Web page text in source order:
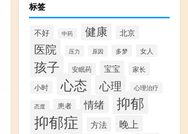
标签
不好 中药 健康 北京
医院 压力 原因 多梦 女人
孩子 安眠药 宝宝 家长
小时 心态 心理 心理治疗
态度 患者 情绪 抑郁
抑郁症 方法 晚上